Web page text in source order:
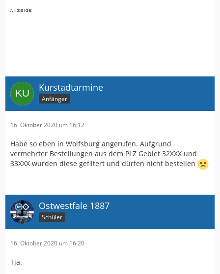
Kurstadtarmine
Anfänger
16. Oktober 2020 um 16:12
Habe so eben in Wolfsburg angerufen. Aufgrund
vermehrter Bestellungen aus dem PLZ Gebiet 32XXX und
33XXX wurden diese gefiltert und dürfen nicht bestellen
Ostwestfale 1887
Schüler
16. Oktober 2020 um 16:20
Tja.